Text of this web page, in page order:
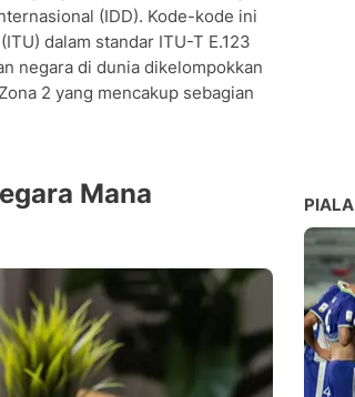
(IDD). Kode-kode ini
dalam standar ITU-T E.123
negara di dunia dikelompokkan
2 yang mencakup sebagian
Mana